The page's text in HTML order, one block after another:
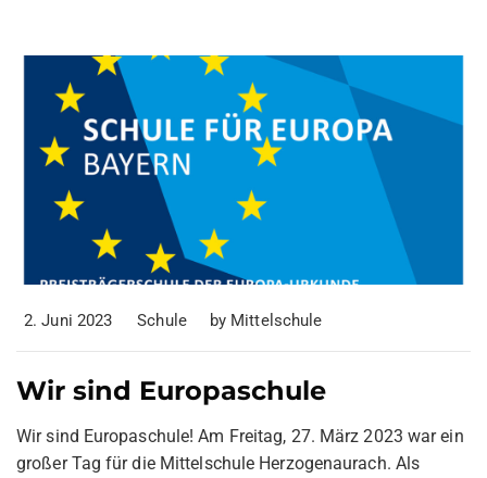
2. Juni 2023 Schule by Mittelschule
Wir sind Europaschule
Wir sind Europaschule! Am Freitag, 27. März 2023 war ein
großer Tag für die Mittelschule Herzogenaurach. Als